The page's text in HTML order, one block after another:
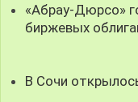
«Абрау-Дюрсо»
биржевых
В Сочи